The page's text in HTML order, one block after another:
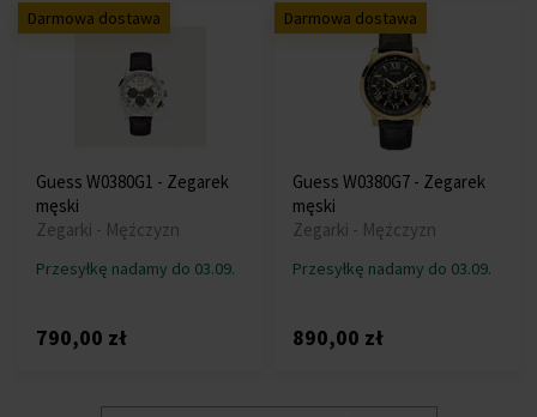
Darmowa dostawa
Guess W0380G1 - Zegarek
męski
Zegarki - Mężczyzn
Przesyłkę nadamy do 03.09.
790,00 zł
Darmowa dostawa
Guess W0380G7 - Zegarek
męski
Zegarki - Mężczyzn
Przesyłkę nadamy do 03.09.
890,00 zł